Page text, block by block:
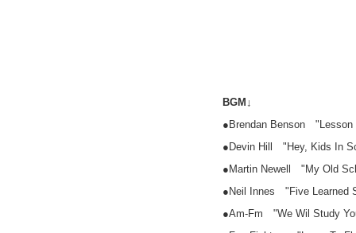
BGM↓
●Brendan Benson "Lesson
●Devin Hill "Hey, Kids In
●Martin Newell "My Old
●Neil Innes "Five Learned
●Am-Fm "We Wil Study